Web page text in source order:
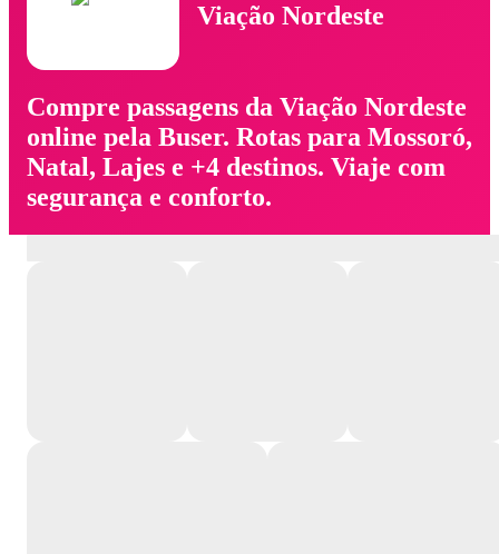
Viação Nordeste
Compre passagens da Viação Nordeste
online pela Buser. Rotas para Mossoró,
Natal, Lajes e +4 destinos. Viaje com
segurança e conforto.